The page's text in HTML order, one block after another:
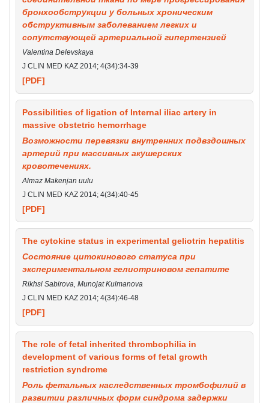
бронхообструкции у больных хроническим
обструктивным заболеванием легких и
сопутствующей артериальной гипертензией
Valentina Delevskaya
J CLIN MED KAZ 2014; 4(34):34-39
[PDF]
Possibilities of ligation of Internal iliac artery in
massive obstetric hemorrhage
Возможности перевязки внутренних подвздошных
артерий при массивных акушерских
кровотечениях.
Almaz Makenjan uulu
J CLIN MED KAZ 2014; 4(34):40-45
[PDF]
The cytokine status in experimental geliotrin hepatitis
Состояние цитокинового статуса при
экспериментальном гелиотриновом гепатите
Rikhsi Sabirova, Munojat Kulmanova
J CLIN MED KAZ 2014; 4(34):46-48
[PDF]
The role of fetal inherited thrombophilia in
development of various forms of fetal growth
restriction syndrome
Роль фетальных наследственных тромбофилий в
развитии различных форм синдрома задержки